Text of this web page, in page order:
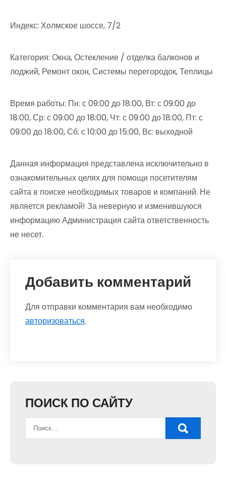
Индекс: Холмское шоссе, 7/2
Категория: Окна, Остекление / отделка балконов и
лоджий, Ремонт окон, Системы перегородок, Теплицы
Время работы: Пн: с 09:00 до 18:00, Вт: с 09:00 до
18:00, Ср: с 09:00 до 18:00, Чт: с 09:00 до 18:00, Пт: с
09:00 до 18:00, Сб: с 10:00 до 15:00, Вс: выходной
Данная информация представлена исключительно в
ознакомительных целях для помощи посетителям
сайта в поиске необходимых товаров и компаний. Не
является рекламой! За неверную и изменившуюся
информацию Администрация сайта ответственность
не несет.
Добавить комментарий
Для отправки комментария вам необходимо
авторизоваться.
ПОИСК ПО САЙТУ